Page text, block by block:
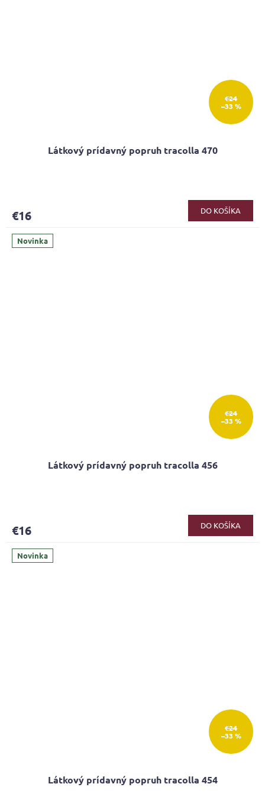
€24
–33 %
Látkový prídavný popruh tracolla 470
€16 DO KOŠÍKA
Novinka
€24
–33 %
Látkový prídavný popruh tracolla 456
€16 DO KOŠÍKA
Novinka
€24
–33 %
Látkový prídavný popruh tracolla 454